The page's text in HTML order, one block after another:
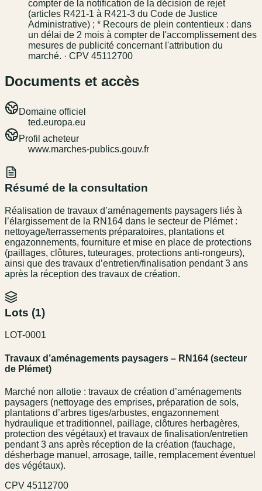
compter de la notification de la décision de rejet
(articles R421-1 à R421-3 du Code de Justice
Administrative) ; * Recours de plein contentieux : dans
un délai de 2 mois à compter de l'accomplissement des
mesures de publicité concernant l'attribution du
marché. · CPV 45112700
Documents et accès
Domaine officiel
ted.europa.eu
Profil acheteur
www.marches-publics.gouv.fr
Résumé de la consultation
Réalisation de travaux d’aménagements paysagers liés à
l’élargissement de la RN164 dans le secteur de Plémet :
nettoyage/terrassements préparatoires, plantations et
engazonnements, fourniture et mise en place de protections
(paillages, clôtures, tuteurages, protections anti-rongeurs),
ainsi que des travaux d’entretien/finalisation pendant 3 ans
après la réception des travaux de création.
Lots (1)
LOT-0001
Travaux d’aménagements paysagers – RN164 (secteur
de Plémet)
Marché non allotie : travaux de création d’aménagements
paysagers (nettoyage des emprises, préparation de sols,
plantations d’arbres tiges/arbustes, engazonnement
hydraulique et traditionnel, paillage, clôtures herbagères,
protection des végétaux) et travaux de finalisation/entretien
pendant 3 ans après réception de la création (fauchage,
désherbage manuel, arrosage, taille, remplacement éventuel
des végétaux).
CPV 45112700